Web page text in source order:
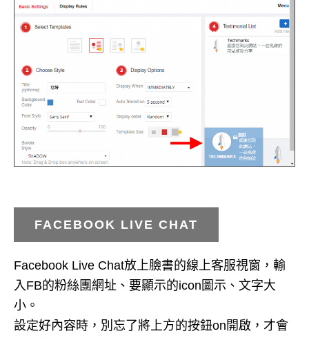
FACEBOOK LIVE CHAT
Facebook Live Chat放上臉書的線上客服視窗，輸
入FB的粉絲團網址、要顯示的icon圖示、文字大
小。
設定好內容時，別忘了將上方的按鈕on開啟，才會